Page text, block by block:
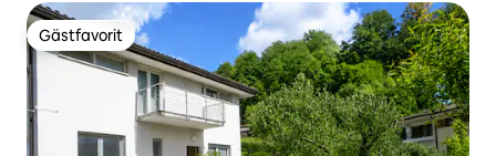
Gästfavorit
Gästfavorit